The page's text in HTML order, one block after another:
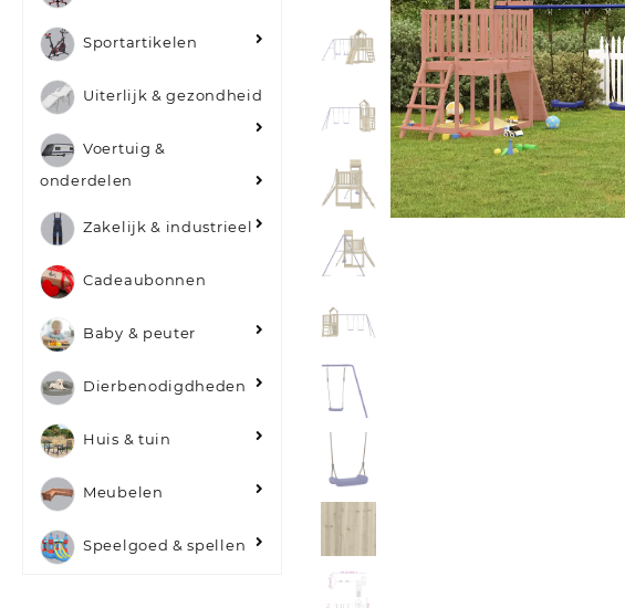
Sportartikelen
Uiterlijk & gezondheid
Voertuig &
onderdelen
Zakelijk & industrieel
Cadeaubonnen
Baby & peuter
Dierbenodigdheden
Huis & tuin
Meubelen
Speelgoed & spellen